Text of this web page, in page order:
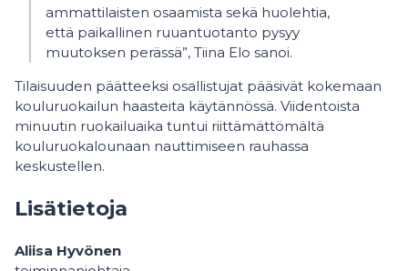
ammattilaisten osaamista sekä huolehtia,
että paikallinen ruuantuotanto pysyy
muutoksen perässä”, Tiina Elo sanoi.
Tilaisuuden päätteeksi osallistujat pääsivät kokemaan
kouluruokailun haasteita käytännössä. Viidentoista
minuutin ruokailuaika tuntui riittämättömältä
kouluruokalounaan nauttimiseen rauhassa
keskustellen.
Lisätietoja
Aliisa Hyvönen